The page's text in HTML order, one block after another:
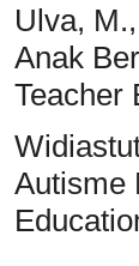
Ulva,
Anak
Teacher
Autisme